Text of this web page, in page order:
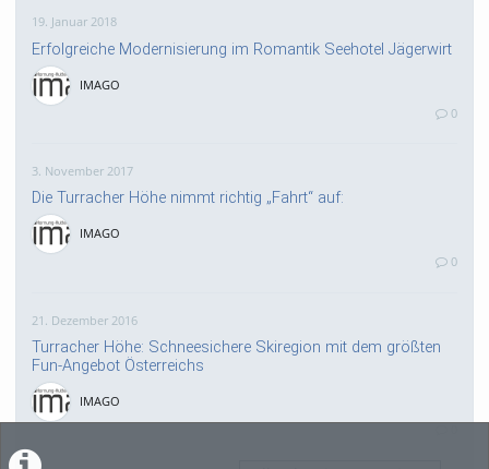
19. Januar 2018
Erfolgreiche Modernisierung im Romantik Seehotel Jägerwirt
IMAGO
0
3. November 2017
Die Turracher Höhe nimmt richtig „Fahrt“ auf:
IMAGO
0
21. Dezember 2016
Turracher Höhe: Schneesichere Skiregion mit dem größten
Fun-Angebot Österreichs
IMAGO